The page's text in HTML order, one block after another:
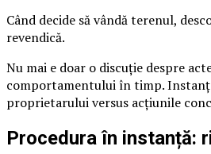
Când decide să vândă terenul,
revendică.
Nu mai e doar o discuție despre
comportamentului în timp.
proprietarului versus acțiunile
Procedura în instanță: